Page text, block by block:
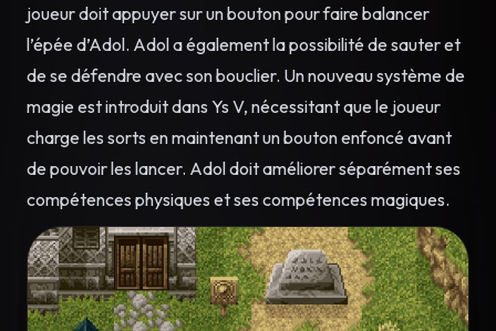
joueur doit appuyer sur un bouton pour faire balancer
l’épée d’Adol. Adol a également la possibilité de sauter et
de se défendre avec son bouclier. Un nouveau système de
magie est introduit dans Ys V, nécessitant que le joueur
charge les sorts en maintenant un bouton enfoncé avant
de pouvoir les lancer. Adol doit améliorer séparément ses
compétences physiques et ses compétences magiques.